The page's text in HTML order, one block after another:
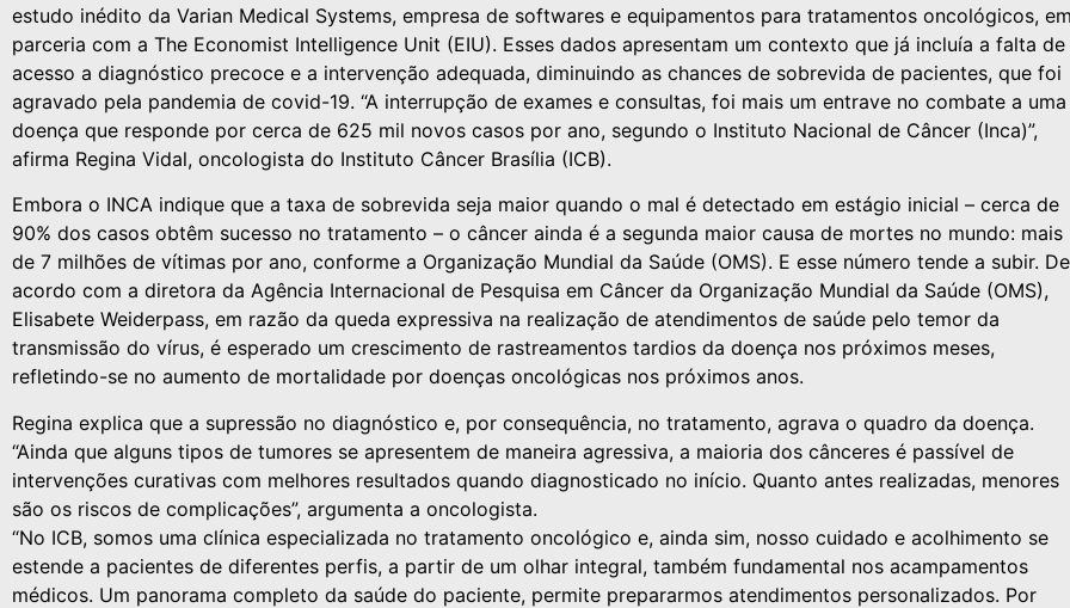
estudo inédito da Varian Medical Systems, empresa de softwares e equipamentos para tratamentos oncológicos,
parceria com a The Economist Intelligence Unit (EIU). Esses dados apresentam um contexto que já incluía a falta de
acesso a diagnóstico precoce e a intervenção adequada, diminuindo as chances de sobrevida de pacientes, que foi
agravado pela pandemia de covid-19. “A interrupção de exames e consultas, foi mais um entrave no combate a uma
doença que responde por cerca de 625 mil novos casos por ano, segundo o Instituto Nacional de Câncer (Inca)”,
afirma Regina Vidal, oncologista do Instituto Câncer Brasília (ICB).
Embora o INCA indique que a taxa de sobrevida seja maior quando o mal é detectado em estágio inicial – cerca de
90% dos casos obtêm sucesso no tratamento – o câncer ainda é a segunda maior causa de mortes no mundo: mais
de 7 milhões de vítimas por ano, conforme a Organização Mundial da Saúde (OMS). E esse número tende a subir. De
acordo com a diretora da Agência Internacional de Pesquisa em Câncer da Organização Mundial da Saúde (OMS),
Elisabete Weiderpass, em razão da queda expressiva na realização de atendimentos de saúde pelo temor da
transmissão do vírus, é esperado um crescimento de rastreamentos tardios da doença nos próximos meses,
refletindo-se no aumento de mortalidade por doenças oncológicas nos próximos anos.
Regina explica que a supressão no diagnóstico e, por consequência, no tratamento, agrava o quadro da doença.
“Ainda que alguns tipos de tumores se apresentem de maneira agressiva, a maioria dos cânceres é passível de
intervenções curativas com melhores resultados quando diagnosticado no início. Quanto antes realizadas, menores
são os riscos de complicações”, argumenta a oncologista.
“No ICB, somos uma clínica especializada no tratamento oncológico e, ainda sim, nosso cuidado e acolhimento se
estende a pacientes de diferentes perfis, a partir de um olhar integral, também fundamental nos acampamentos
médicos. Um panorama completo da saúde do paciente, permite prepararmos atendimentos personalizados. Por